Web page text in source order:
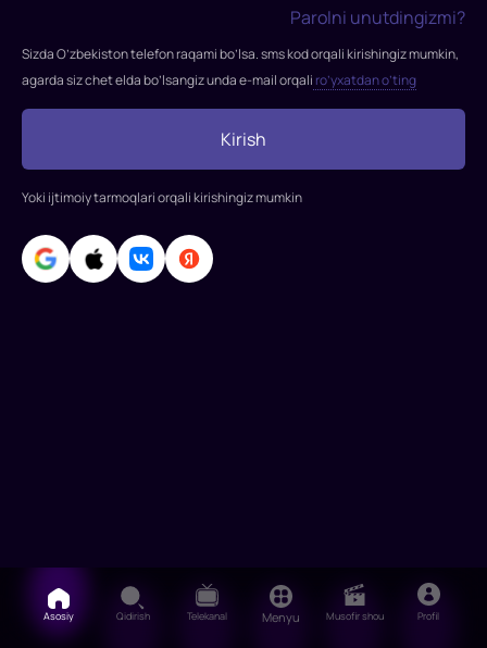
Frantsiya
hukumati
bosh
Parolni unutdingizmi?
Sizda O’zbekiston telefon raqami bo’lsa. sms kod orqali kirishingiz mumkin,
agarda siz chet elda bo’lsangiz unda e-mail orqali ro’yxatdan o’ting
Kirish
Yoki ijtimoiy tarmoqlari orqali kirishingiz mumkin
Asosiy Qidirish Telekanal Menyu Musofir shou Profil